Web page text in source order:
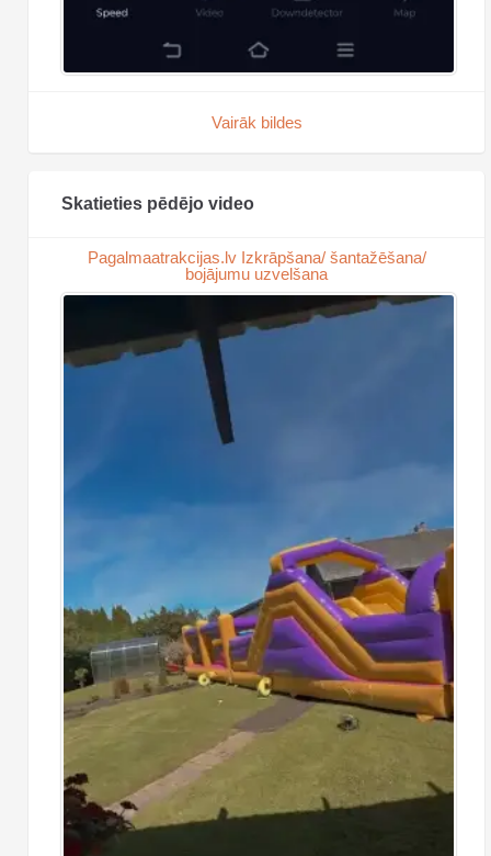
Vairāk bildes
Skatieties pēdējo video
Pagalmaatrakcijas.lv Izkrāpšana/ šantažēšana/
bojājumu uzvelšana